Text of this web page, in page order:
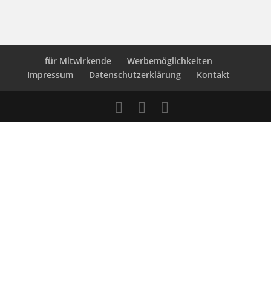
für Mitwirkende
Werbemöglichkeiten
Impressum
Datenschutzerklärung Kontakt